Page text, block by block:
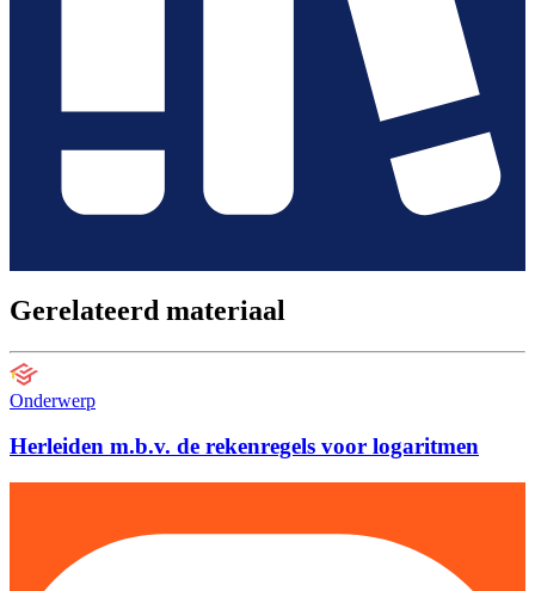
Gerelateerd materiaal
Onderwerp
Herleiden m.b.v. de rekenregels voor logaritmen